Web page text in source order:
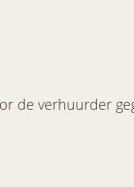
de verhuurder